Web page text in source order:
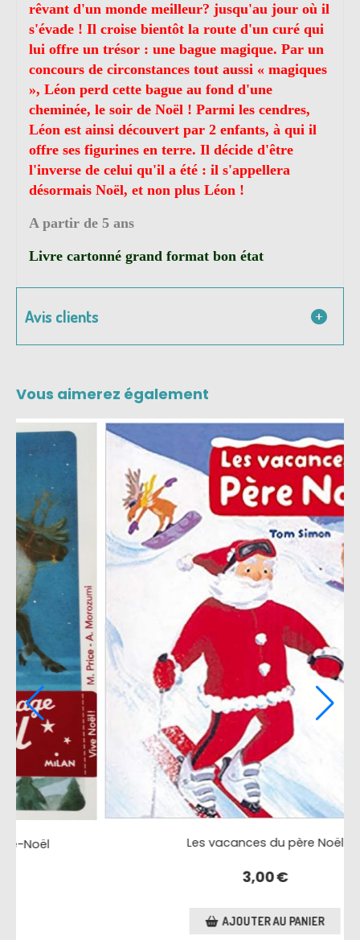
rêvant d'un monde meilleur? jusqu'au jour où il
s'évade ! Il croise bientôt la route d'un curé qui
lui offre un trésor : une bague magique. Par un
concours de circonstances tout aussi « magiques
», Léon perd cette bague au fond d'une
cheminée, le soir de Noël ! Parmi les cendres,
Léon est ainsi découvert par 2 enfants, à qui il
offre ses figurines en terre. Il décide d'être
l'inverse de celui qu'il a été : il s'appellera
désormais Noël, et non plus Léon !
A partir de 5 ans
Livre cartonné grand format bon état
Avis clients
Vous aimerez également
Trois rois, une légende de noël
1,00€